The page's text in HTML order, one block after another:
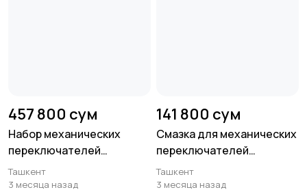
457 800 сум
Набор механических
переключателей
Keychron Gateron Cap, V2
Milky Yellow, 110 pcs
Ташкент
3 месяца назад
141 800 сум
Смазка для механических
переключателей
Keychron KLube105
Ташкент
3 месяца назад